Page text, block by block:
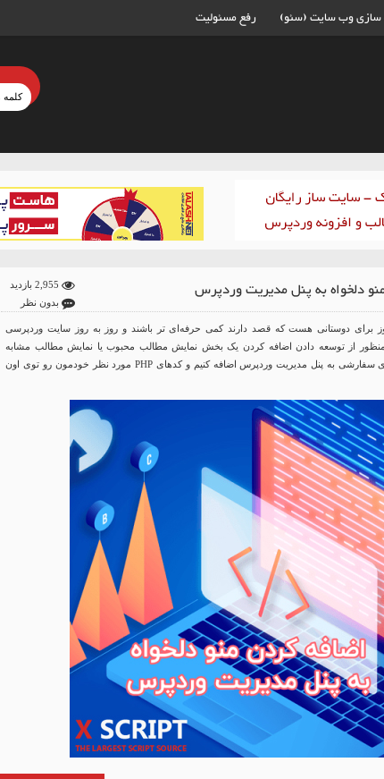
سازی وب سایت (سئو) رفع مسئولیت
دلخواه به پنل مدیریت وردپرس
بدون نظر
برای دوستانی هست که قصد دارند کمی حرفه‌ای تر باشند و روز به روز سایت وردپرسی
از توسعه دادن اضافه کردن یک بخش نمایش مطالب محبوب یا نمایش مطالب مشابه
سفارشی به پنل مدیریت وردپرس
اضافه کنیم و کد‌های PHP مورد نظر خودمون رو توی اون